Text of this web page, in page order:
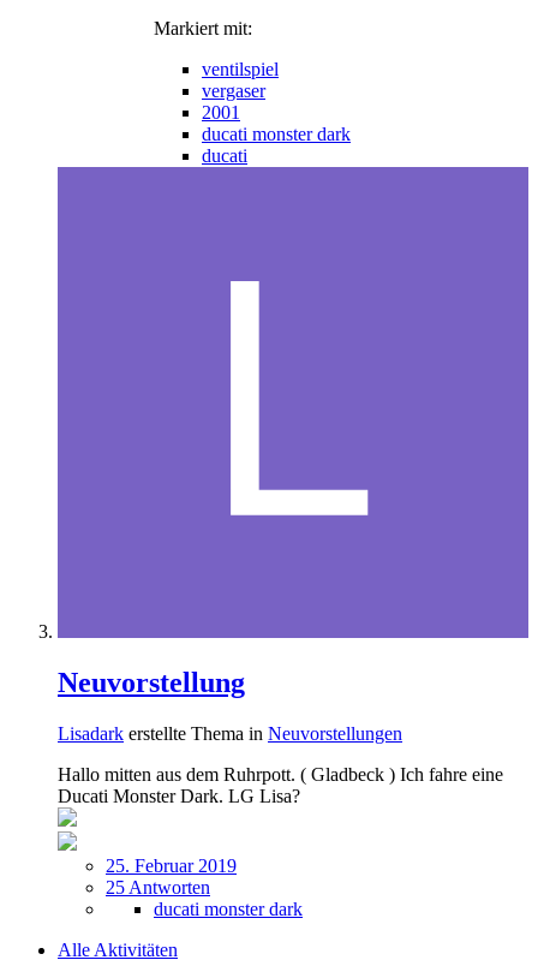
Markiert mit:
ventilspiel
vergaser
2001
ducati monster dark
ducati
Neuvorstellung
Lisadark erstellte Thema in Neuvorstellungen
Hallo mitten aus dem Ruhrpott. ( Gladbeck ) Ich fahre eine
Ducati Monster Dark. LG Lisa?
25. Februar 2019
25 Antworten
ducati monster dark
Alle Aktivitäten